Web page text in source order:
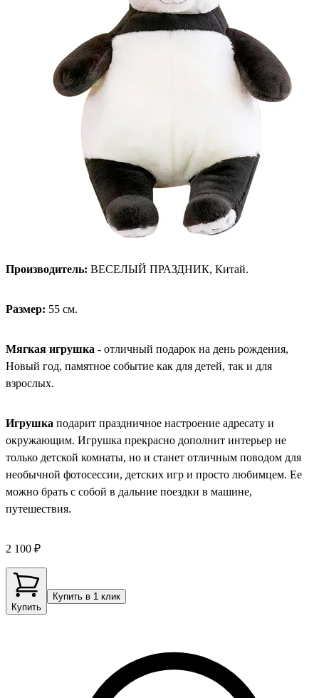
Производитель: ВЕСЕЛЫЙ ПРАЗДНИК, Китай.
Размер: 55 см.
Мягкая игрушка - отличный подарок на день рождения,
Новый год, памятное событие как для детей, так и для
взрослых.
Игрушка подарит праздничное настроение адресату и
окружающим. Игрушка прекрасно дополнит интерьер не
только детской комнаты, но и станет отличным поводом для
необычной фотосессии, детских игр и просто любимцем. Ее
можно брать с собой в дальние поездки в машине,
путешествия.
2 100 ₽
Купить
Купить в 1 клик